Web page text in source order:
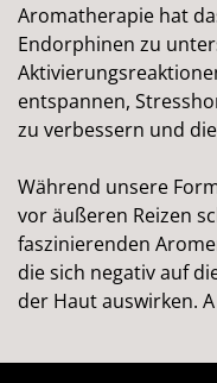
Aromatherapie hat
Endorphinen zu
entspannen,
zu verbessern und
Während unsere
vor äußeren Reizen
faszinierenden
die sich negativ auf
der Haut auswirken.